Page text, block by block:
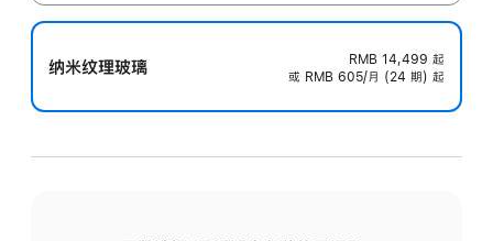
纳米纹理玻璃 RMB 14,499 起
或 RMB 605/月 (24 期) 起